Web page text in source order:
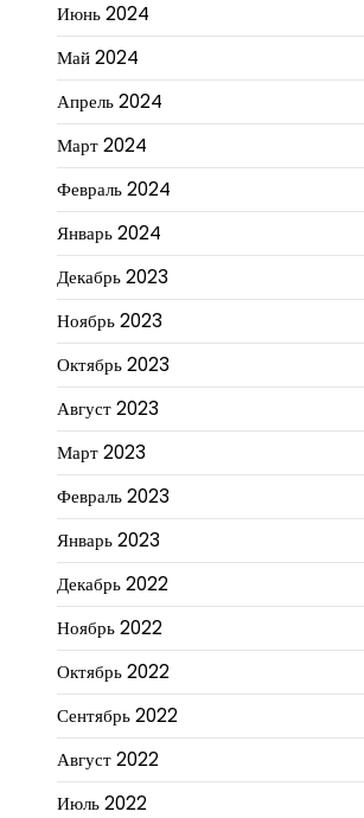
Июнь 2024
Май 2024
Апрель 2024
Март 2024
Февраль 2024
Январь 2024
Декабрь 2023
Ноябрь 2023
Октябрь 2023
Август 2023
Март 2023
Февраль 2023
Январь 2023
Декабрь 2022
Ноябрь 2022
Октябрь 2022
Сентябрь 2022
Август 2022
Июль 2022